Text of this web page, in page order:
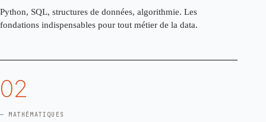
Python, SQL, structures de données, algorithmie. Les
fondations indispensables pour tout métier de la data.
02
— MATHÉMATIQUES